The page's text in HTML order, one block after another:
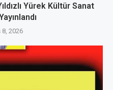
Yürek Kültür Sanat
2026